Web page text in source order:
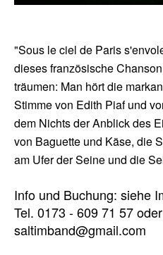
"Sous le ciel de Paris
dieses französische
träumen: Man hört die
Stimme von Edith Piaf und
dem Nichts der Anblick des
von Baguette und Käse, die
am Ufer der Seine und die
Info und Buchung: siehe
Tel. 0173 - 609 71 57
saltimband@gmail.com